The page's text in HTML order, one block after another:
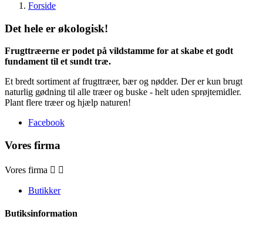
Forside
Det hele er økologisk!
Frugttræerne er podet på vildstamme for at skabe et godt
fundament til et sundt træ.
Et bredt sortiment af frugttræer, bær og nødder. Der er kun brugt
naturlig gødning til alle træer og buske - helt uden sprøjtemidler.
Plant flere træer og hjælp naturen!
Facebook
Vores firma
Vores firma  
Butikker
Butiksinformation